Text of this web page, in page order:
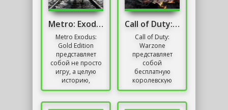
Metro: Exodus - Gold Edition / DLC Sam's Story /
Metro Exodus:
Gold Edition
представляет
собой не просто
игру, а целую
историю,
раскрытую через
Call of Duty: Warzone 2.0
Call of Duty:
Warzone
представляет
собой
бесплатную
королевскую
битву, вызвавшую